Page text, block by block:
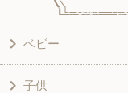
ベビー
洋服
子供